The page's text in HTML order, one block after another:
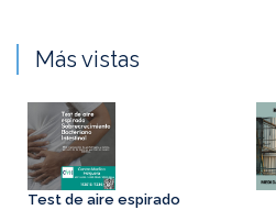
Más vistas
Test de aire espirado